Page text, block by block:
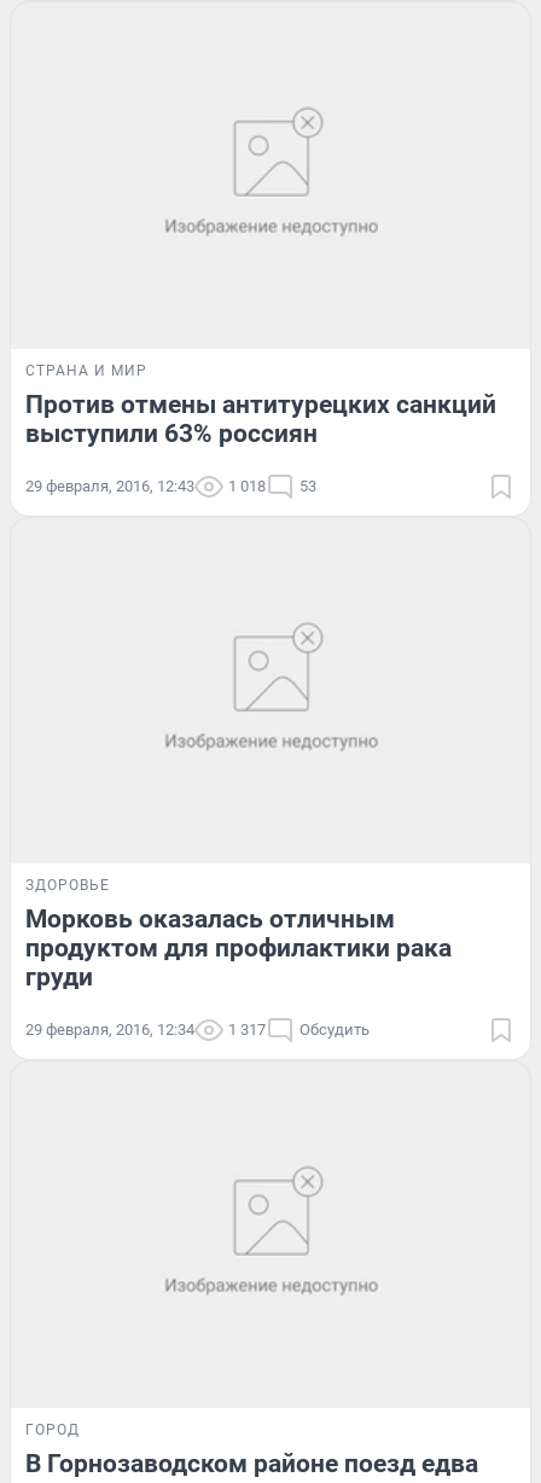
СТРАНА И МИР
Против отмены антитурецких санкций
выступили 63% россиян
29 февраля, 2016, 12:43 1 018 53
ЗДОРОВЬЕ
Морковь оказалась отличным
продуктом для профилактики рака
груди
29 февраля, 2016, 12:34 1 317 Обсудить
ГОРОД
В Горнозаводском районе поезд едва